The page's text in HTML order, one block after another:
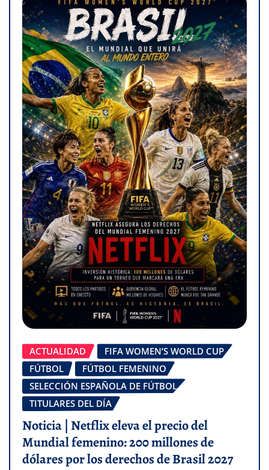
ACTUALIDAD
FIFA WOMEN’S WORLD CUP
FÚTBOL
FÚTBOL FEMENINO
SELECCIÓN ESPAÑOLA DE FÚTBOL
TITULARES DEL DÍA
Noticia | Netflix eleva el precio del
Mundial femenino: 200 millones de
dólares por los derechos de Brasil 2027